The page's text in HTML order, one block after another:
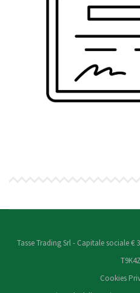
Tasse Trading Srl - Capitale sociale €
Cookies